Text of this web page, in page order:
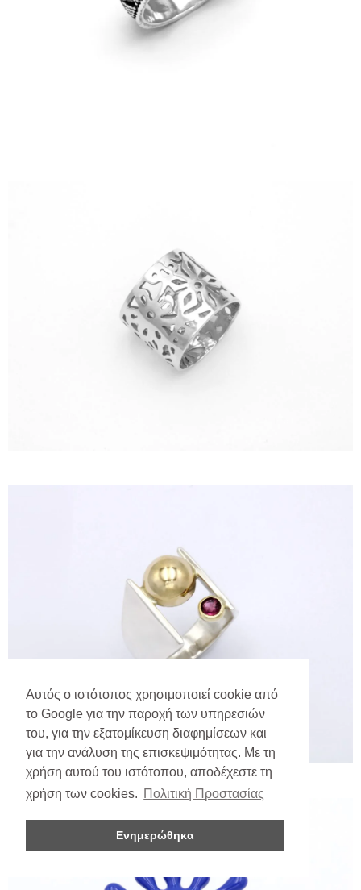
Αυτός ο ιστότοπος χρησιμοποιεί cookie από
το Google για την παροχή των υπηρεσιών
του, για την εξατομίκευση διαφημίσεων και
για την ανάλυση της επισκεψιμότητας. Με τη
χρήση αυτού του ιστότοπου, αποδέχεστε τη
χρήση των cookies. Πολιτική Προστασίας
Ενημερώθηκα